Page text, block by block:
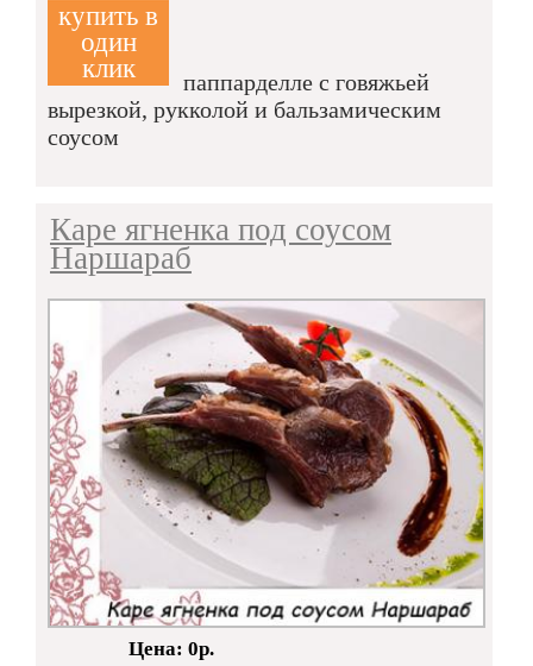
купить в
один
клик
паппарделле с говяжьей
вырезкой, рукколой и бальзамическим
соусом
Каре ягненка под соусом
Наршараб
Цена: 0р.